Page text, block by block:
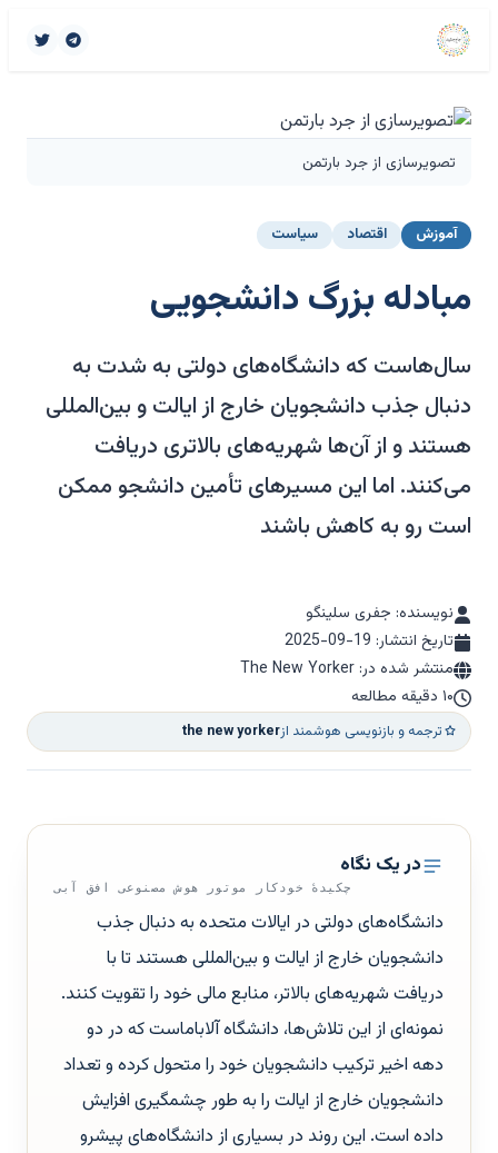
تصویرسازی از جرد بارتمن
آموزش اقتصاد سیاست
مبادله بزرگ دانشجویی
سال‌هاست که دانشگاه‌های دولتی به شدت به
دنبال جذب دانشجویان خارج از ایالت و بین‌المللی
هستند و از آن‌ها شهریه‌های بالاتری دریافت
می‌کنند. اما این مسیرهای تأمین دانشجو ممکن
است رو به کاهش باشند
نویسنده: جفری سلینگو
تاریخ انتشار: 2025-09-19
منتشر شده در: The New Yorker
۱۰ دقیقه مطالعه
ترجمه و بازنویسی هوشمند ازthe new yorker
در یک نگاه
چکیدهٔ خودکار موتور هوش مصنوعی افق آبی
دانشگاه‌های دولتی در ایالات متحده به دنبال جذب
دانشجویان خارج از ایالت و بین‌المللی هستند تا با
دریافت شهریه‌های بالاتر، منابع مالی خود را تقویت کنند.
نمونه‌ای از این تلاش‌ها، دانشگاه آلاباماست که در دو
دهه اخیر ترکیب دانشجویان خود را متحول کرده و تعداد
دانشجویان خارج از ایالت را به طور چشمگیری افزایش
داده است. این روند در بسیاری از دانشگاه‌های پیشرو